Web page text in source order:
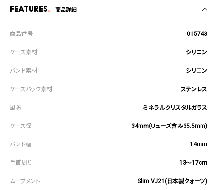
Features 商品詳細
015743
シリコン
シリコン
ステンレス
ミネラルクリスタルガラス
34mm(リューズ含み35.5mm)
14mm
13～17cm
Slim VJ21(日本製クォーツ)